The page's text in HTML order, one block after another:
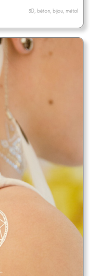
3D, béton, bijou, métal